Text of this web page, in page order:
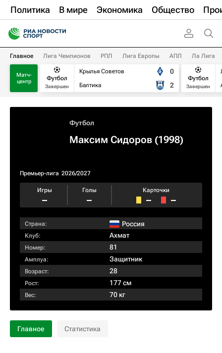
Политика В мире Экономика Общество
Главное Лига Чемпионов РПЛ Лига Европы АПЛ Ла Лига
Матч-
центр
Футбол
Завершен
Крылья Советов
Балтика
0
2
Футбол
Завершен
Футбол
Максим Сидоров (1998)
Премьер-лига 2026/2027
Игры
–
Голы
–
Карточки
– –
Страна: Россия
Клуб: Ахмат
Номер: 81
Амплуа: Защитник
Возраст: 28
Рост: 177 см
Вес: 70 кг
Главное Статистика